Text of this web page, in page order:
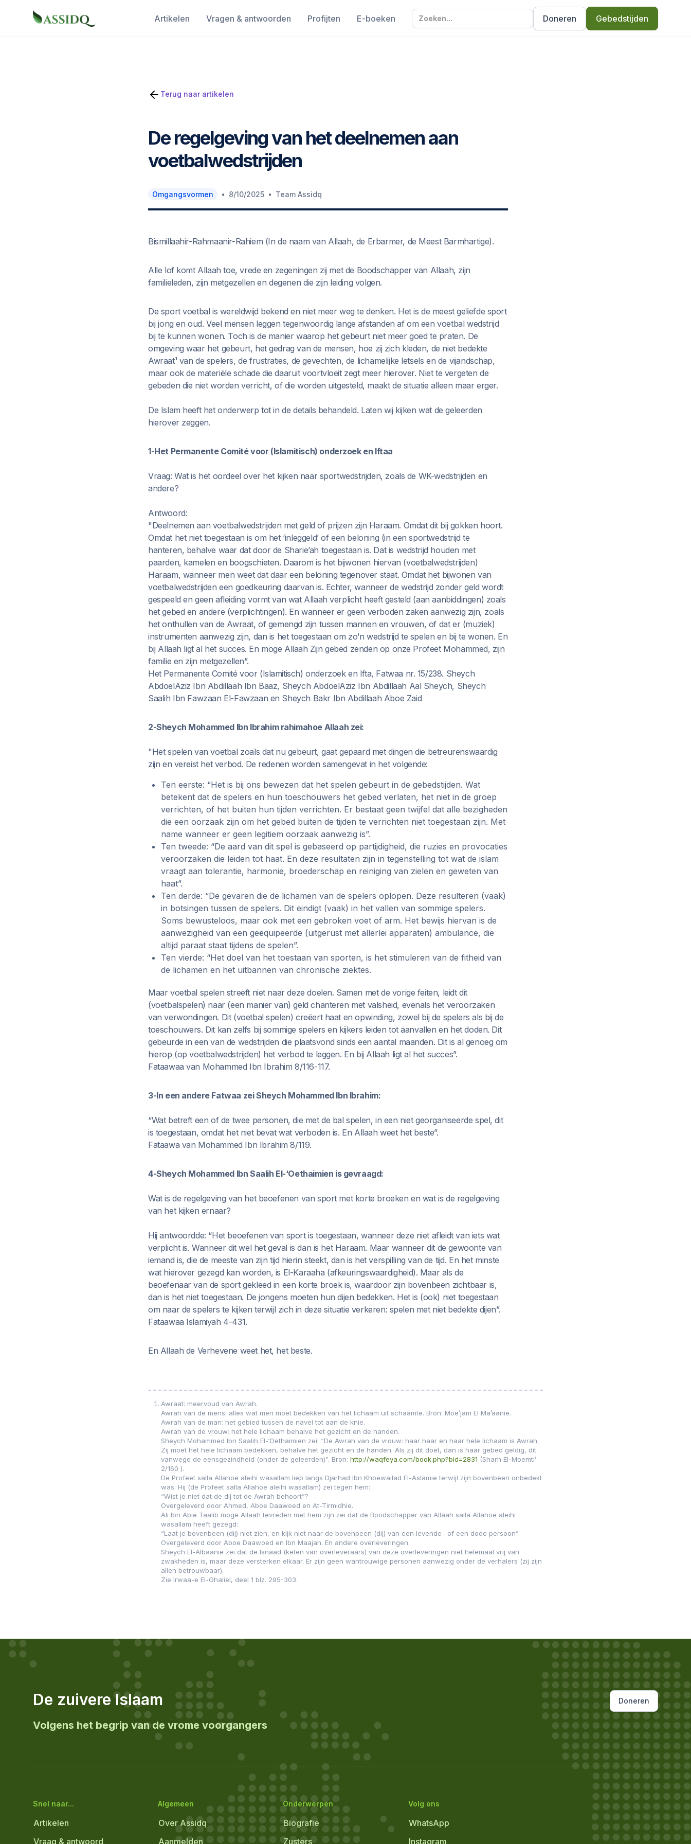
Artikelen Vragen & antwoorden Profijten E-boeken Doneren Gebedstijden
Terug naar artikelen
De regelgeving van het deelnemen aan
voetbalwedstrijden
Omgangsvormen • 8/10/2025 • Team Assidq
Bismillaahir-Rahmaanir-Rahiem (In de naam van Allaah, de Erbarmer, de Meest Barmhartige).
Alle lof komt Allaah toe, vrede en zegeningen zij met de Boodschapper van Allaah, zijn
familieleden, zijn metgezellen en degenen die zijn leiding volgen.
De sport voetbal is wereldwijd bekend en niet meer weg te denken. Het is de meest geliefde sport
bij jong en oud. Veel mensen leggen tegenwoordig lange afstanden af om een voetbal wedstrijd
bij te kunnen wonen. Toch is de manier waarop het gebeurt niet meer goed te praten. De
omgeving waar het gebeurt, het gedrag van de mensen, hoe zij zich kleden, de niet bedekte
Awraat¹ van de spelers, de frustraties, de gevechten, de lichamelijke letsels en de vijandschap,
maar ook de materiële schade die daaruit voortvloeit zegt meer hierover. Niet te vergeten de
gebeden die niet worden verricht, of die worden uitgesteld, maakt de situatie alleen maar erger.
De Islam heeft het onderwerp tot in de details behandeld. Laten wij kijken wat de geleerden
hierover zeggen.
1-Het Permanente Comité voor (Islamitisch) onderzoek en Iftaa
Vraag: Wat is het oordeel over het kijken naar sportwedstrijden, zoals de WK-wedstrijden en
andere?
Antwoord:
"Deelnemen aan voetbalwedstrijden met geld of prijzen zijn Haraam. Omdat dit bij gokken hoort.
Omdat het niet toegestaan is om het ‘inleggeld’ of een beloning (in een sportwedstrijd te
hanteren, behalve waar dat door de Sharie’ah toegestaan is. Dat is wedstrijd houden met
paarden, kamelen en boogschieten. Daarom is het bijwonen hiervan (voetbalwedstrijden)
Haraam, wanneer men weet dat daar een beloning tegenover staat. Omdat het bijwonen van
voetbalwedstrijden een goedkeuring daarvan is. Echter, wanneer de wedstrijd zonder geld wordt
gespeeld en geen afleiding vormt van wat Allaah verplicht heeft gesteld (aan aanbiddingen) zoals
het gebed en andere (verplichtingen). En wanneer er geen verboden zaken aanwezig zijn, zoals
het onthullen van de Awraat, of gemengd zijn tussen mannen en vrouwen, of dat er (muziek)
instrumenten aanwezig zijn, dan is het toegestaan om zo’n wedstrijd te spelen en bij te wonen. En
bij Allaah ligt al het succes. En moge Allaah Zijn gebed zenden op onze Profeet Mohammed, zijn
familie en zijn metgezellen”.
Het Permanente Comité voor (Islamitisch) onderzoek en Ifta, Fatwaa nr. 15/238. Sheych
AbdoelAziz Ibn Abdillaah Ibn Baaz, Sheych AbdoelAziz Ibn Abdillaah Aal Sheych, Sheych
Saalih Ibn Fawzaan El-Fawzaan en Sheych Bakr Ibn Abdillaah Aboe Zaid
2-Sheych Mohammed Ibn Ibrahim rahimahoe Allaah zei:
"Het spelen van voetbal zoals dat nu gebeurt, gaat gepaard met dingen die betreurenswaardig
zijn en vereist het verbod. De redenen worden samengevat in het volgende:
Ten eerste: “Het is bij ons bewezen dat het spelen gebeurt in de gebedstijden. Wat
betekent dat de spelers en hun toeschouwers het gebed verlaten, het niet in de groep
verrichten, of het buiten hun tijden verrichten. Er bestaat geen twijfel dat alle bezigheden
die een oorzaak zijn om het gebed buiten de tijden te verrichten niet toegestaan zijn. Met
name wanneer er geen legitiem oorzaak aanwezig is”.
Ten tweede: “De aard van dit spel is gebaseerd op partijdigheid, die ruzies en provocaties
veroorzaken die leiden tot haat. En deze resultaten zijn in tegenstelling tot wat de islam
vraagt aan tolerantie, harmonie, broederschap en reiniging van zielen en geweten van
haat”.
Ten derde: “De gevaren die de lichamen van de spelers oplopen. Deze resulteren (vaak)
in botsingen tussen de spelers. Dit eindigt (vaak) in het vallen van sommige spelers.
Soms bewusteloos, maar ook met een gebroken voet of arm. Het bewijs hiervan is de
aanwezigheid van een geëquipeerde (uitgerust met allerlei apparaten) ambulance, die
altijd paraat staat tijdens de spelen”.
Ten vierde: “Het doel van het toestaan van sporten, is het stimuleren van de fitheid van
de lichamen en het uitbannen van chronische ziektes.
Maar voetbal spelen streeft niet naar deze doelen. Samen met de vorige feiten, leidt dit
(voetbalspelen) naar (een manier van) geld chanteren met valsheid, evenals het veroorzaken
van verwondingen. Dit (voetbal spelen) creëert haat en opwinding, zowel bij de spelers als bij de
toeschouwers. Dit kan zelfs bij sommige spelers en kijkers leiden tot aanvallen en het doden. Dit
gebeurde in een van de wedstrijden die plaatsvond sinds een aantal maanden. Dit is al genoeg om
hierop (op voetbalwedstrijden) het verbod te leggen. En bij Allaah ligt al het succes”.
Fataawaa van Mohammed Ibn Ibrahim 8/116-117.
3-In een andere Fatwaa zei Sheych Mohammed Ibn Ibrahim:
“Wat betreft een of de twee personen, die met de bal spelen, in een niet georganiseerde spel, dit
is toegestaan, omdat het niet bevat wat verboden is. En Allaah weet het beste”.
Fataawa van Mohammed Ibn Ibrahim 8/119.
4-Sheych Mohammed Ibn Saalih El-‘Oethaimien is gevraagd:
Wat is de regelgeving van het beoefenen van sport met korte broeken en wat is de regelgeving
van het kijken ernaar?
Hij antwoordde: “Het beoefenen van sport is toegestaan, wanneer deze niet afleidt van iets wat
verplicht is. Wanneer dit wel het geval is dan is het Haraam. Maar wanneer dit de gewoonte van
iemand is, die de meeste van zijn tijd hierin steekt, dan is het verspilling van de tijd. En het minste
wat hierover gezegd kan worden, is El-Karaaha (afkeuringswaardigheid). Maar als de
beoefenaar van de sport gekleed in een korte broek is, waardoor zijn bovenbeen zichtbaar is,
dan is het niet toegestaan. De jongens moeten hun dijen bedekken. Het is (ook) niet toegestaan
om naar de spelers te kijken terwijl zich in deze situatie verkeren: spelen met niet bedekte dijen”.
Fataawaa Islamiyah 4-431.
En Allaah de Verhevene weet het, het beste.
Awraat: meervoud van Awrah.
Awrah van de mens: alles wat men moet bedekken van het lichaam uit schaamte. Bron: Moe’jam El Ma’aanie.
Awrah van de man: het gebied tussen de navel tot aan de knie.
Awrah van de vrouw: het hele lichaam behalve het gezicht en de handen.
Sheych Mohammed Ibn Saalih El-‘Oethaimien zei: “De Awrah van de vrouw: haar haar en haar hele lichaam is Awrah.
Zij moet het hele lichaam bedekken, behalve het gezicht en de handen. Als zij dit doet, dan is haar gebed geldig, dit
vanwege de eensgezindheid (onder de geleerden)”. Bron: http://waqfeya.com/book.php?bid=2831 (Sharh El-Moemti’
2/160 ).
De Profeet salla Allahoe aleihi wasallam liep langs Djarhad Ibn Khoewailad El-Aslamie terwijl zijn bovenbeen onbedekt
was. Hij (de Profeet salla Allahoe aleihi wasallam) zei tegen hem:
“Wist je niet dat de dij tot de Awrah behoort”?
Overgeleverd door Ahmed, Aboe Daawoed en At-Tirmidhie.
Ali Ibn Abie Taalib moge Allaah tevreden met hem zijn zei dat de Boodschapper van Allaah salla Allahoe aleihi
wasallam heeft gezegd:
“Laat je bovenbeen (dij) niet zien, en kijk niet naar de bovenbeen (dij) van een levende –of een dode persoon”.
Overgeleverd door Aboe Daawoed en Ibn Maajah. En andere overleveringen.
Sheych El-Albaanie zei dat de Isnaad (keten van overleveraars) van deze overleveringen niet helemaal vrij van
zwakheden is, maar deze versterken elkaar. Er zijn geen wantrouwige personen aanwezig onder de verhalers (zij zijn
allen betrouwbaar).
Zie Irwaa-e El-Ghaliel, deel 1 blz. 295-303.
De zuivere Islaam
Volgens het begrip van de vrome voorgangers
Doneren
Snel naar...
Artikelen
Vraag & antwoord
Algemeen
Over Assidq
Aanmelden
Onderwerpen
Biografie
Zusters
Volg ons
WhatsApp
Instagram